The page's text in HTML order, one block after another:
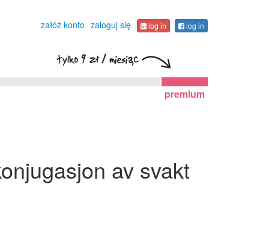
załóż konto zaloguj się log in log in
premium
av svakt